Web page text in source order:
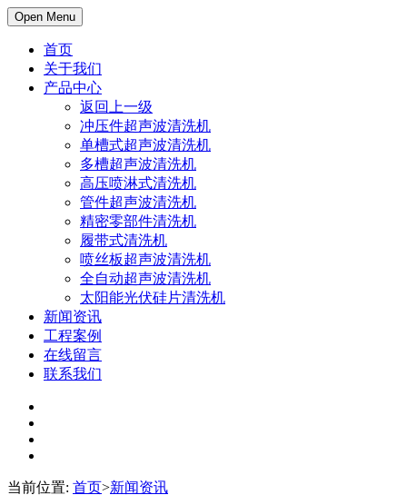
Open Menu
首页
关于我们
产品中心
返回上一级
冲压件超声波清洗机
单槽式超声波清洗机
多槽超声波清洗机
高压喷淋式清洗机
管件超声波清洗机
精密零部件清洗机
履带式清洗机
喷丝板超声波清洗机
全自动超声波清洗机
太阳能光伏硅片清洗机
新闻资讯
工程案例
在线留言
联系我们
当前位置: 首页>新闻资讯